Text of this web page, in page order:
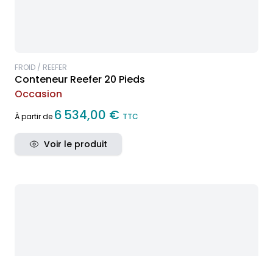
FROID / REEFER
Conteneur Reefer 20 Pieds
Occasion
À partir de 6 534,00 € TTC
Voir le produit